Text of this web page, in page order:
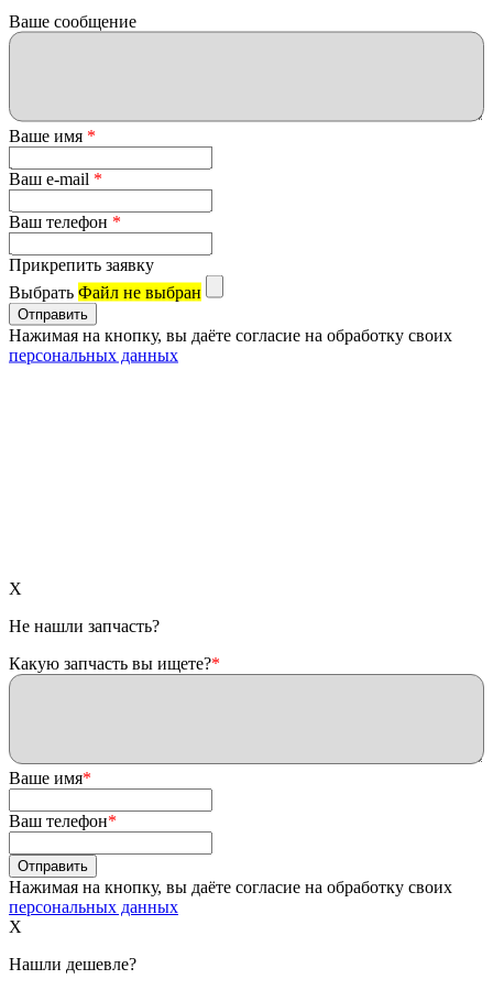
Ваше сообщение
Ваше имя *
Ваш e-mail *
Ваш телефон *
Прикрепить заявку
Выбрать Файл не выбран
Нажимая на кнопку, вы даёте согласие на обработку своих
персональных данных
X
Не нашли запчасть?
Какую запчасть вы ищете?*
Ваше имя*
Ваш телефон*
Нажимая на кнопку, вы даёте согласие на обработку своих
персональных данных
X
Нашли дешевле?